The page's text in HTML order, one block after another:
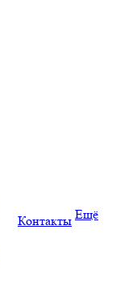
Контакты Ещё